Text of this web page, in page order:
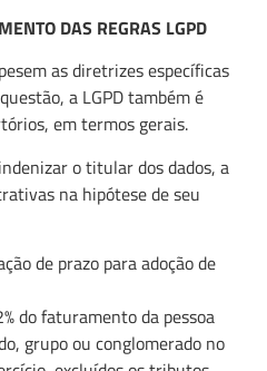
DAS REGRAS LGPD
as diretrizes específicas
a LGPD também é
em termos gerais.
o titular dos dados, a
na hipótese de seu
de prazo para adoção de
do faturamento da pessoa
grupo ou conglomerado no